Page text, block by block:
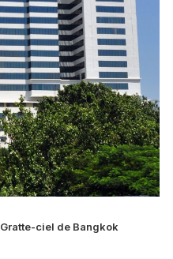
Gratte-ciel de Bangkok